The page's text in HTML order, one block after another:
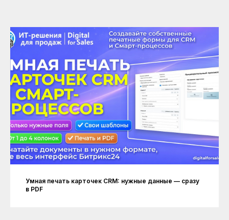
Умная печать карточек CRM: нужные данные — сразу
в PDF